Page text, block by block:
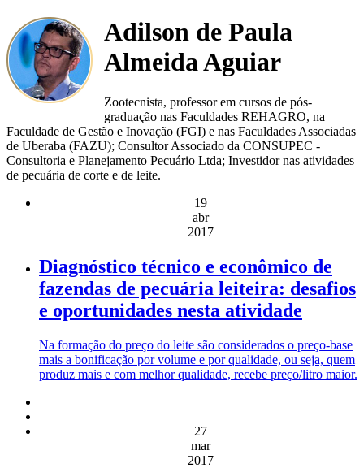
Adilson de Paula
Almeida Aguiar
Zootecnista, professor em cursos de pós-
graduação nas Faculdades REHAGRO, na
Faculdade de Gestão e Inovação (FGI) e nas Faculdades Associadas
de Uberaba (FAZU); Consultor Associado da CONSUPEC -
Consultoria e Planejamento Pecuário Ltda; Investidor nas atividades
de pecuária de corte e de leite.
19
abr
2017
Diagnóstico técnico e econômico de
fazendas de pecuária leiteira: desafios
e oportunidades nesta atividade
Na formação do preço do leite são considerados o preço-base
mais a bonificação por volume e por qualidade, ou seja, quem
produz mais e com melhor qualidade, recebe preço/litro maior.
27
mar
2017